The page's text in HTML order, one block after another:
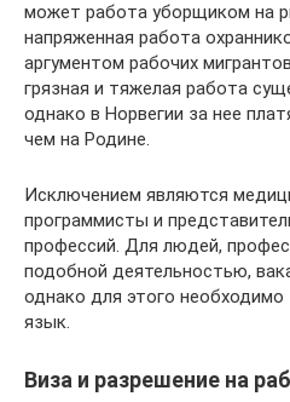
может работа уборщиком на
напряженная работа
аргументом рабочих
грязная и тяжелая работа
однако в Норвегии за нее
чем на Родине.
Исключением являются
программисты и
профессий. Для людей,
подобной деятельностью,
однако для этого необходимо
язык.
Виза и разрешение на